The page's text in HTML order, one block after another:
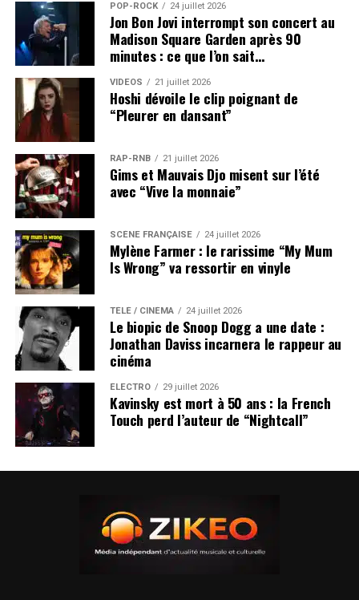
POP-ROCK 24 juillet 2026
Jon Bon Jovi interrompt son concert au
Madison Square Garden après 90
minutes : ce que l’on sait…
VIDEOS 21 juillet 2026
Hoshi dévoile le clip poignant de
“Pleurer en dansant”
RAP-RNB 21 juillet 2026
Gims et Mauvais Djo misent sur l’été
avec “Vive la monnaie”
SCÈNE FRANÇAISE 24 juillet 2026
Mylène Farmer : le rarissime “My Mum
Is Wrong” va ressortir en vinyle
TÉLÉ / CINÉMA 24 juillet 2026
Le biopic de Snoop Dogg a une date :
Jonathan Daviss incarnera le rappeur au
cinéma
ÉLECTRO 29 juillet 2026
Kavinsky est mort à 50 ans : la French
Touch perd l’auteur de “Nightcall”